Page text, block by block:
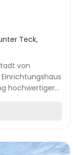
Teck,
von
hochwertiger